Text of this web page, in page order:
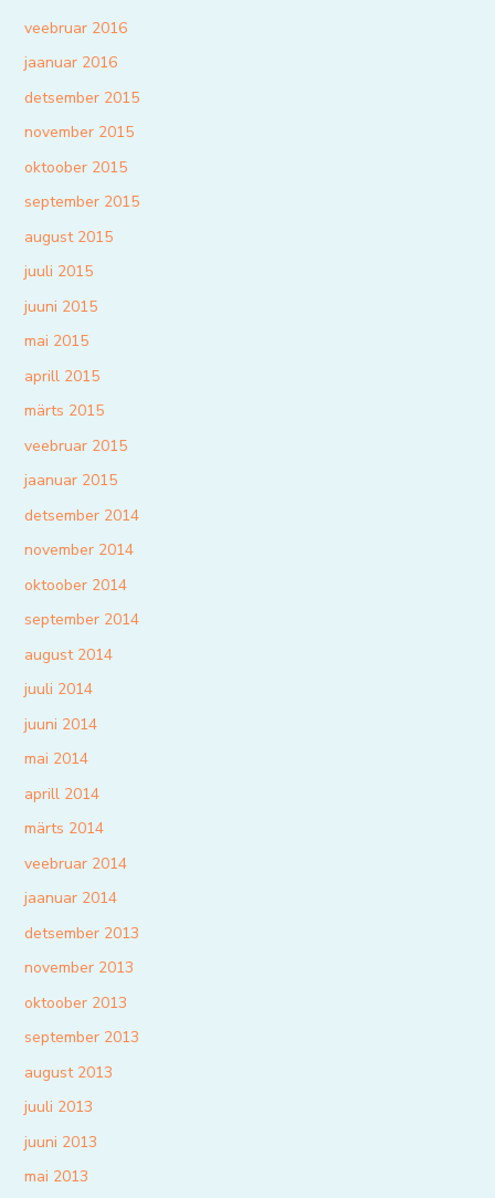
veebruar 2016
jaanuar 2016
detsember 2015
november 2015
oktoober 2015
september 2015
august 2015
juuli 2015
juuni 2015
mai 2015
aprill 2015
märts 2015
veebruar 2015
jaanuar 2015
detsember 2014
november 2014
oktoober 2014
september 2014
august 2014
juuli 2014
juuni 2014
mai 2014
aprill 2014
märts 2014
veebruar 2014
jaanuar 2014
detsember 2013
november 2013
oktoober 2013
september 2013
august 2013
juuli 2013
juuni 2013
mai 2013